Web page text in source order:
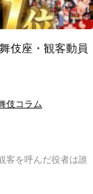
伎座・観客動員
伎コラム
客を呼んだ役者は誰